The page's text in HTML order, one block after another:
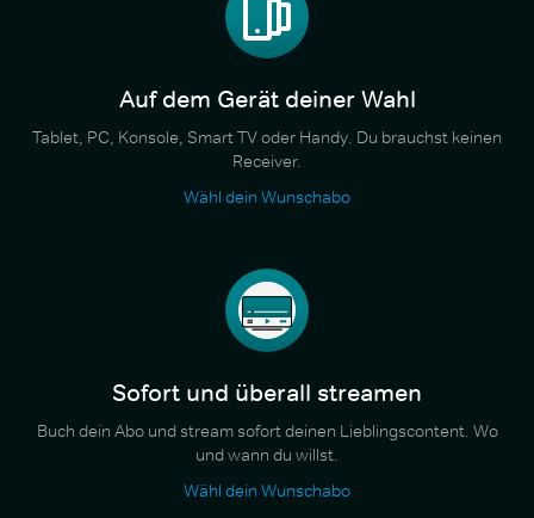
Auf dem Gerät deiner Wahl
Tablet, PC, Konsole, Smart TV oder Handy. Du brauchst keinen
Receiver.
Wähl dein Wunschabo
Sofort und überall streamen
Buch dein Abo und stream sofort deinen Lieblingscontent. Wo
und wann du willst.
Wähl dein Wunschabo